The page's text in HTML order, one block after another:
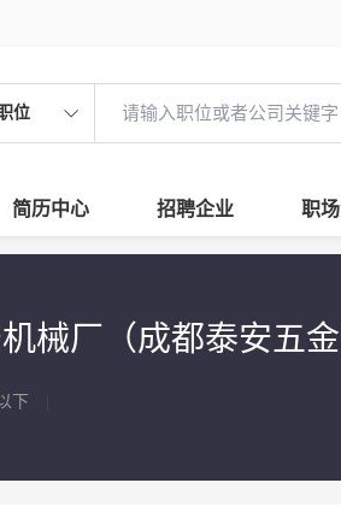
位
简历中心 招聘企业 职
械厂（成都泰安五
下